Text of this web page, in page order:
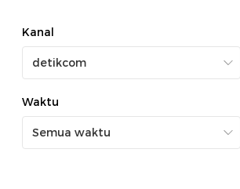
Kanal
Waktu